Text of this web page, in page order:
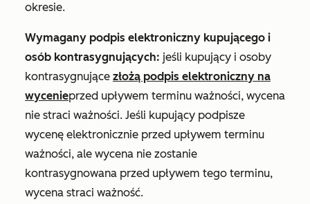
okresie.
Wymagany podpis elektroniczny kupującego i
osób kontrasygnujących: jeśli kupujący i osoby
kontrasygnujące złożą podpis elektroniczny na
wycenieprzed upływem terminu ważności, wycena
nie straci ważności. Jeśli kupujący podpisze
wycenę elektronicznie przed upływem terminu
ważności, ale wycena nie zostanie
kontrasygnowana przed upływem tego terminu,
wycena straci ważność.